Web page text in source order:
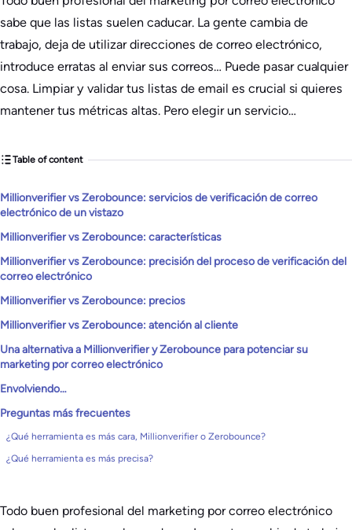
sabe que las listas suelen caducar. La gente cambia de
trabajo, deja de utilizar direcciones de correo electrónico,
introduce erratas al enviar sus correos… Puede pasar cualquier
cosa. Limpiar y validar tus listas de email es crucial si quieres
mantener tus métricas altas. Pero elegir un servicio…
Table of content
Millionverifier vs Zerobounce: servicios de verificación de correo
electrónico de un vistazo
Millionverifier vs Zerobounce: características
Millionverifier vs Zerobounce: precisión del proceso de verificación del
correo electrónico
Millionverifier vs Zerobounce: precios
Millionverifier vs Zerobounce: atención al cliente
Una alternativa a Millionverifier y Zerobounce para potenciar su
marketing por correo electrónico
Envolviendo…
Preguntas más frecuentes
¿Qué herramienta es más cara, Millionverifier o Zerobounce?
¿Qué herramienta es más precisa?
Todo buen profesional del marketing por correo electrónico